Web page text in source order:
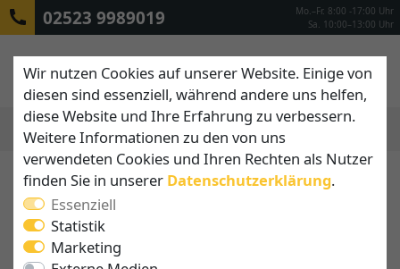
02523 9989019
Mo.–Fr. 8:00 -17:00 Uhr
Sa. 10:00–13:00 Uhr
Wir nutzen Cookies auf unserer Website. Einige von
diesen sind essenziell, während andere uns helfen,
diese Website und Ihre Erfahrung zu verbessern.
Weitere Informationen zu den von uns
verwendeten Cookies und Ihren Rechten als Nutzer
finden Sie in unserer Daten­schutz­erklärung.
Essenziell
Statistik
Marketing